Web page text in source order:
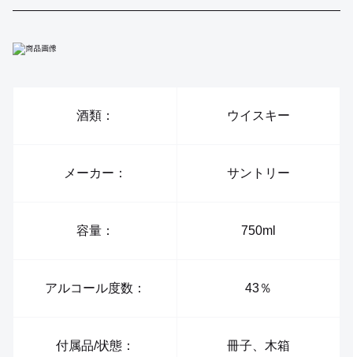
酒類： ウイスキー
メーカー： サントリー
容量： 750ml
アルコール度数： 43％
付属品/状態： 冊子、木箱